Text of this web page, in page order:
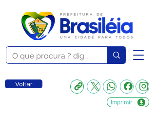
Voltar
Imprimir